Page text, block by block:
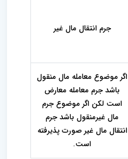
جرم انتقال مال غیر
اگر موضوع معامله مال منقول
باشد جرم معامله معارض
است لکن اگر موضوع جرم
مال غیرمنقول باشد جرم
انتقال مال غیر صورت پذیرفته
است.